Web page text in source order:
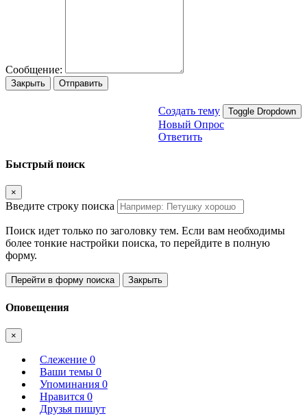
Сообщение:
Закрыть Отправить
Создать тему Toggle Dropdown
Новый Опрос
Ответить
Быстрый поиск
×
Введите строку поиска
Поиск идет только по заголовку тем. Если вам необходимы
более тонкие настройки поиска, то перейдите в полную
форму.
Перейти в форму поиска Закрыть
Оповещения
×
Слежение 0
Ваши темы 0
Упоминания 0
Нравится 0
Друзья пишут